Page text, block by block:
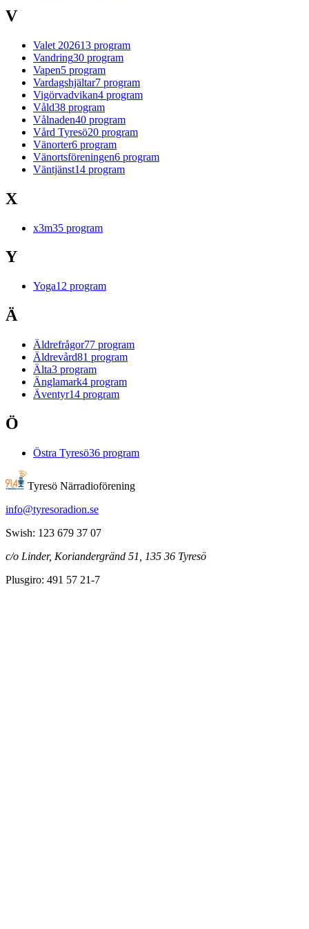
V
Valet 202613 program
Vandring30 program
Vapen5 program
Vardagshjältar7 program
Vigörvadvikan4 program
Våld38 program
Vålnaden40 program
Vård Tyresö20 program
Vänorter6 program
Vänortsföreningen6 program
Väntjänst14 program
X
x3m35 program
Y
Yoga12 program
Ä
Äldrefrågor77 program
Äldrevård81 program
Älta3 program
Änglamark4 program
Äventyr14 program
Ö
Östra Tyresö36 program
Tyresö Närradioförening
info@tyresoradion.se
Swish: 123 679 37 07
c/o Linder, Koriandergränd 51, 135 36 Tyresö
Plusgiro: 491 57 21-7